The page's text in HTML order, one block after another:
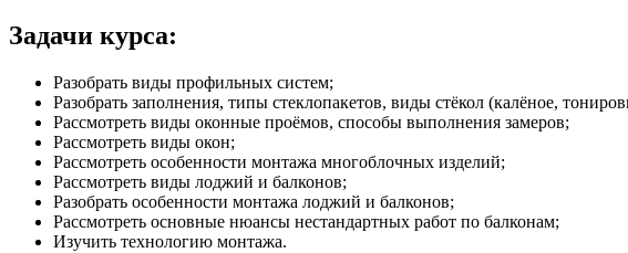
Задачи курса:
Разобрать виды профильных систем;
Разобрать заполнения, типы стеклопакетов, виды стёкол (калёное,
Рассмотреть виды оконные проёмов, способы выполнения замеров;
Рассмотреть виды окон;
Рассмотреть особенности монтажа многоблочных изделий;
Рассмотреть виды лоджий и балконов;
Разобрать особенности монтажа лоджий и балконов;
Рассмотреть основные нюансы нестандартных работ по балконам;
Изучить технологию монтажа.